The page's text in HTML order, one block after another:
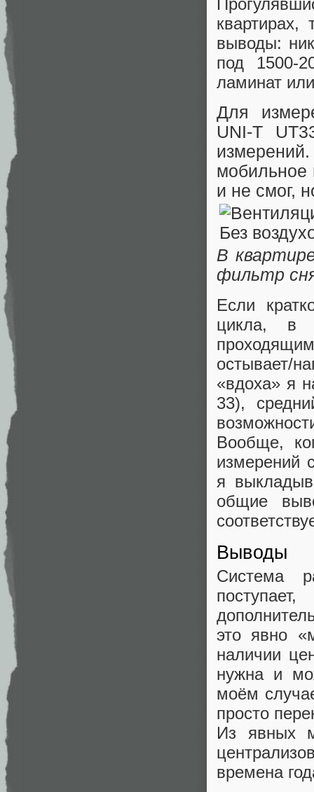
выводы:
под 1500-
ламинат
Для
UNI-T
мобильное
и не смог,
В
фильтр
Если
цикла, в
остывает/
«вдоха» я
33),
Вообще,
измерений
я
общие
Выводы
Система
это явно
наличии
нужна и
моём
просто
Из явных
времена